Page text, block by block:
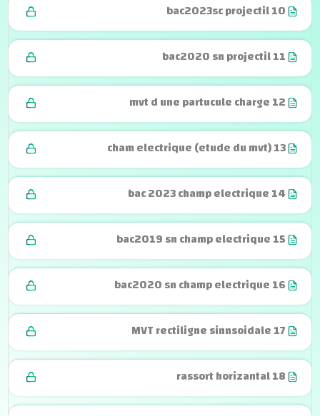
bac2023sc projectil 10
bac2020 sn projectil 11
mvt d une partucule charge 12
cham electrique (etude du mvt) 13
bac 2023 champ electrique 14
bac2019 sn champ electrique 15
bac2020 sn champ electrique 16
MVT rectiligne sinnsoidale 17
rassort horizantal 18